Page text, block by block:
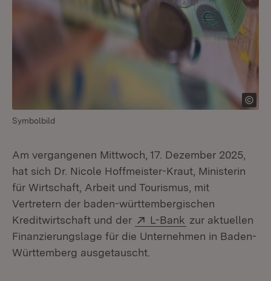
Symbolbild
Am vergangenen Mittwoch, 17. Dezember 2025,
hat sich Dr. Nicole Hoffmeister-Kraut, Ministerin
für Wirtschaft, Arbeit und Tourismus, mit
Vertretern der baden-württembergischen
Kreditwirtschaft und der
Extern:
L-Bank (Öffnet in
zur aktuellen
Finanzierungslage für die Unternehmen in Baden-
Württemberg ausgetauscht.